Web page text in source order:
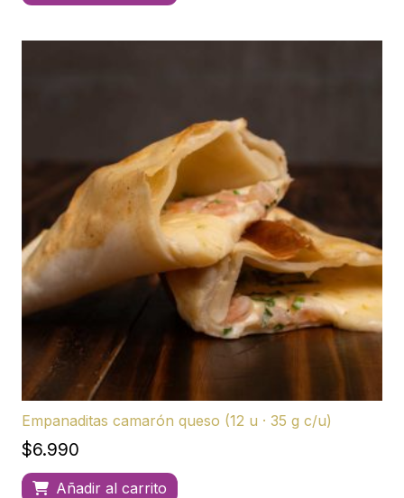
Empanaditas camarón queso (12 u · 35 g c/u)
$6.990
Añadir al carrito